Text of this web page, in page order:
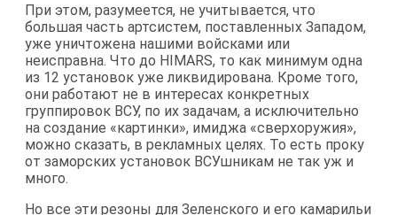
При этом, разумеется, не учитывается, что
большая часть артсистем, поставленных Западом,
уже уничтожена нашими войсками или
неисправна. Что до HIMARS, то как минимум одна
из 12 установок уже ликвидирована. Кроме того,
они работают не в интересах конкретных
группировок ВСУ, по их задачам, а исключительно
на создание «картинки», имиджа «сверхоружия»,
можно сказать, в рекламных целях. То есть проку
от заморских установок ВСУшникам не так уж и
много.
Но все эти резоны для Зеленского и его камарильи